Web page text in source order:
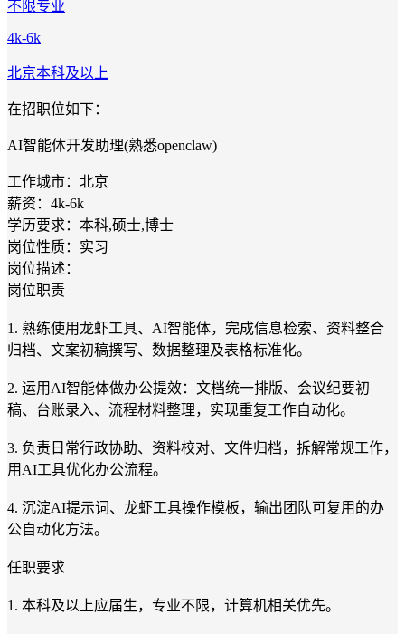
不限专业
4k-6k
北京本科及以上
在招职位如下：
AI智能体开发助理(熟悉openclaw)
工作城市：北京
薪资：4k-6k
学历要求：本科,硕士,博士
岗位性质：实习
岗位描述：
岗位职责
1. 熟练使用龙虾工具、AI智能体，完成信息检索、资料整合
归档、文案初稿撰写、数据整理及表格标准化。
2. 运用AI智能体做办公提效：文档统一排版、会议纪要初
稿、台账录入、流程材料整理，实现重复工作自动化。
3. 负责日常行政协助、资料校对、文件归档，拆解常规工作，
用AI工具优化办公流程。
4. 沉淀AI提示词、龙虾工具操作模板，输出团队可复用的办
公自动化方法。
任职要求
1. 本科及以上应届生，专业不限，计算机相关优先。